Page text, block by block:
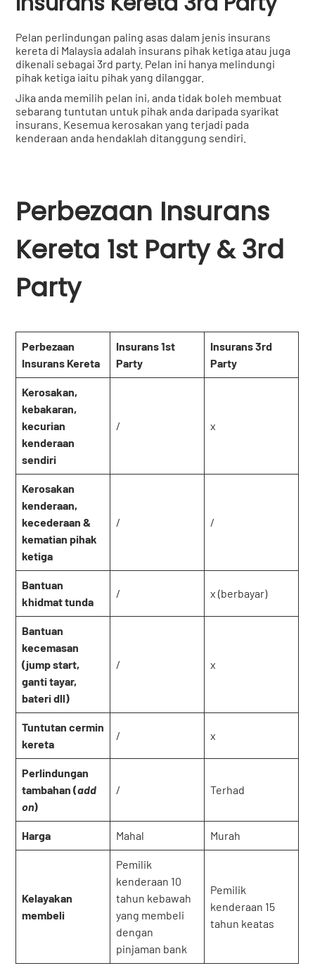
Pelan perlindungan paling asas dalam jenis insurans
kereta di Malaysia adalah insurans pihak ketiga atau juga
dikenali sebagai 3rd party. Pelan ini hanya melindungi
pihak ketiga iaitu pihak yang dilanggar.
Jika anda memilih pelan ini, anda tidak boleh membuat
sebarang tuntutan untuk pihak anda daripada syarikat
insurans. Kesemua kerosakan yang terjadi pada
kenderaan anda hendaklah ditanggung sendiri.
Perbezaan Insurans
Kereta 1st Party & 3rd
Party
Perbezaan
Insurans Kereta
Insurans 1st
Party
Insurans 3rd
Party
Kerosakan,
kebakaran,
kecurian
kenderaan
sendiri
/ x
Kerosakan
kenderaan,
kecederaan &
kematian pihak
ketiga
/ /
Bantuan
khidmat tunda
/ x (berbayar)
Bantuan
kecemasan
(jump start,
ganti tayar,
bateri dll)
/ x
Tuntutan cermin
kereta
/ x
Perlindungan
tambahan (add
on)
/ Terhad
Harga Mahal Murah
Kelayakan
membeli
Pemilik
kenderaan 10
tahun kebawah
yang membeli
dengan
pinjaman bank
Pemilik
kenderaan 15
tahun keatas